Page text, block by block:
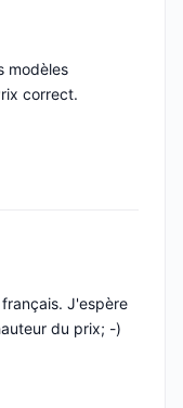
modèles
correct.
J'espère
du prix; -)